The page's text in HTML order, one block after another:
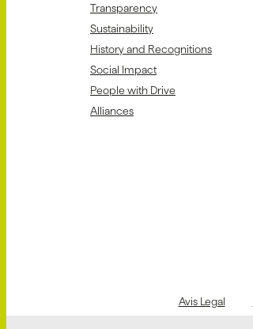
Transparency
Sustainability
History and Recognitions
Social Impact
People with Drive
Alliances
Avis Legal